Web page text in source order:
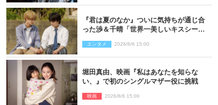
『君は夏のなか』ついに気持ちが通じ合
った渉＆千晴「世界一美しいキスシー
エンタメ 2026/8/6 15:00
堀田真由、映画『私はあなたを知らな
い、』で初のシングルマザー役に挑戦
映画 2026/8/6 15:00